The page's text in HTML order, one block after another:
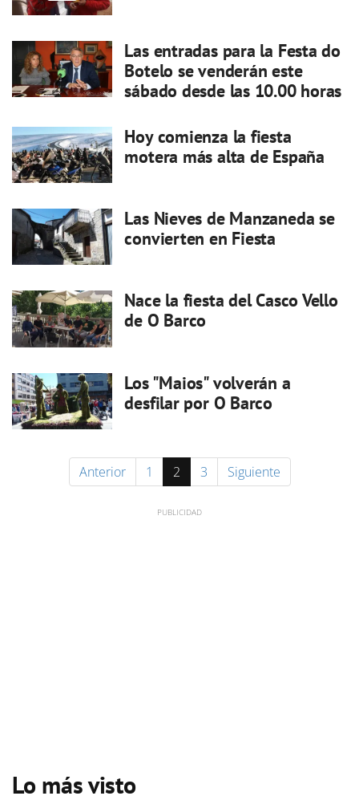
Las entradas para la Festa do
Botelo se venderán este
sábado desde las 10.00 horas
Hoy comienza la fiesta
motera más alta de España
Las Nieves de Manzaneda se
convierten en Fiesta
Nace la fiesta del Casco Vello
de O Barco
Los "Maios" volverán a
desfilar por O Barco
Anterior 1 2 3 Siguiente
Lo más visto